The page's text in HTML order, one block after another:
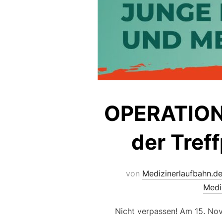
der
von Medizinerlaufbahn.de
Nicht verpassen! Am 15.